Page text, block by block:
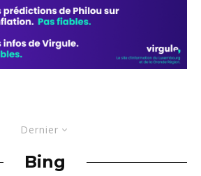
Dernier
Bing